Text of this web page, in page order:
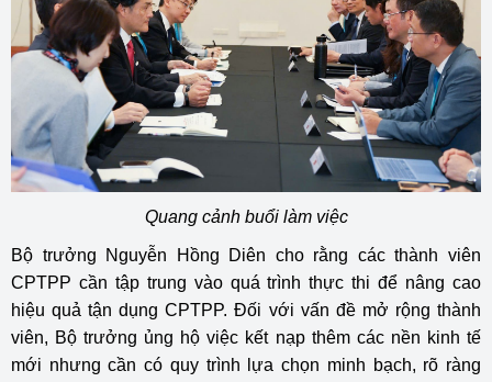
Quang cảnh buổi làm việc
Bộ trưởng Nguyễn Hồng Diên cho rằng các thành viên
CPTPP cần tập trung vào quá trình thực thi để nâng cao
hiệu quả tận dụng CPTPP. Đối với vấn đề mở rộng thành
viên, Bộ trưởng ủng hộ việc kết nạp thêm các nền kinh tế
mới nhưng cần có quy trình lựa chọn minh bạch, rõ ràng